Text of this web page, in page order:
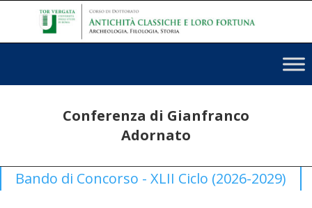
Conferenza di Gianfranco
Adornato
Bando di Concorso - XLII Ciclo (2026-2029)